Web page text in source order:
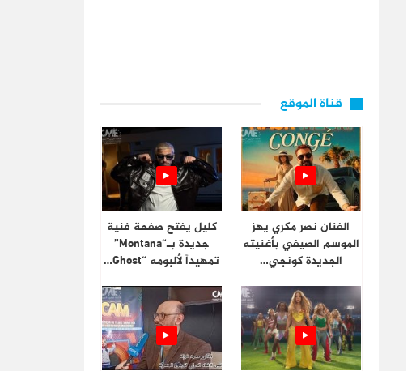
قناة الموقع
الفنان نصر مكري يهز
الموسم الصيفي بأغنيته
الجديدة كونجي…
كليل يفتح صفحة فنية
جديدة بـ“Montana”
تمهيداً لألبومه “Ghost…